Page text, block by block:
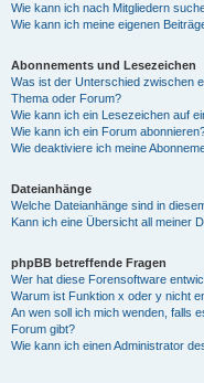
Wie kann ich nach Mitgliedern
Wie kann ich meine eigenen
Abonnements und Lesezeichen
Was ist der Unterschied zwischen
Thema oder Forum?
Wie kann ich ein Lesezeichen auf
Wie kann ich ein Forum
Wie deaktiviere ich meine
Dateianhänge
Welche Dateianhänge sind in
Kann ich eine Übersicht all meiner
phpBB betreffende Fragen
Wer hat diese Forensoftware
Warum ist Funktion x oder y nicht
An wen soll ich mich wenden, falls
Forum gibt?
Wie kann ich einen Administrator